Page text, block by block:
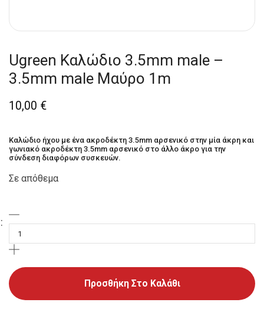
Ugreen Καλώδιο 3.5mm male –
3.5mm male Μαύρο 1m
10,00 €
Καλώδιο ήχου με ένα ακροδέκτη 3.5mm αρσενικό στην μία άκρη και
γωνιακό ακροδέκτη 3.5mm αρσενικό στο άλλο άκρο για την
σύνδεση διαφόρων συσκευών.
Σε απόθεμα
Προσθήκη Στο Καλάθι